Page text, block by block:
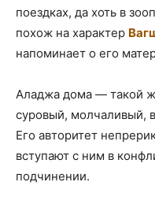
поездках, да хоть в
похож на характер
напоминает о его
Аладжа дома — такой
суровый, молчаливый,
Его авторитет
вступают с ним в
подчинении.